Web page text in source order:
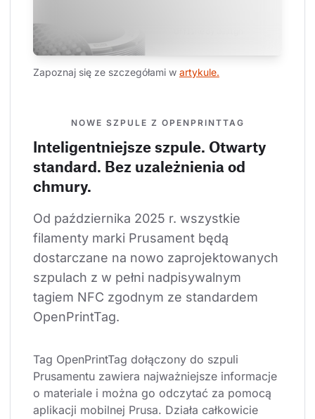
Zapoznaj się ze szczegółami w artykule.
NOWE SZPULE Z OPENPRINTTAG
Inteligentniejsze szpule. Otwarty
standard. Bez uzależnienia od
chmury.
Od października 2025 r. wszystkie
filamenty marki Prusament będą
dostarczane na nowo zaprojektowanych
szpulach z w pełni nadpisywalnym
tagiem NFC zgodnym ze standardem
OpenPrintTag.
Tag OpenPrintTag dołączony do szpuli
Prusamentu zawiera najważniejsze informacje
o materiale i można go odczytać za pomocą
aplikacji mobilnej Prusa. Działa całkowicie